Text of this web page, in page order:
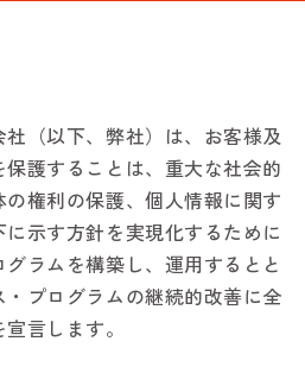
（以下、弊社）は、お客様及
護することは、重大な社会的
権利の保護、個人情報に関す
示す方針を実現化するために
ラムを構築し、運用するとと
プログラムの継続的改善に全
言します。